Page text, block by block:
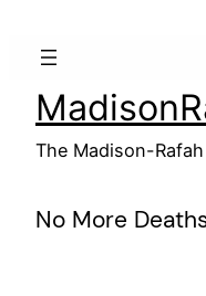
The Madison-
No More